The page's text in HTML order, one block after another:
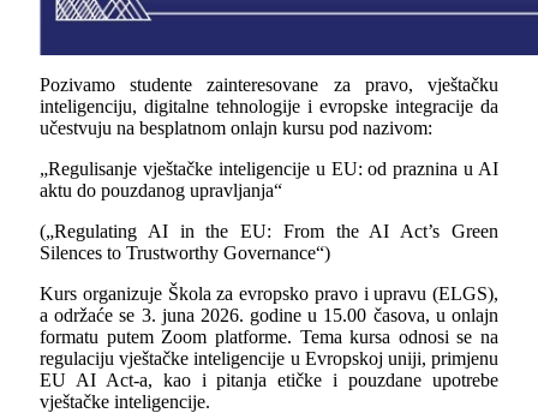
Pozivamo studente zainteresovane za pravo, vještačku
inteligenciju, digitalne tehnologije i evropske integracije da
učestvuju na besplatnom onlajn kursu pod nazivom:
„Regulisanje vještačke inteligencije u EU: od praznina u AI
aktu do pouzdanog upravljanja“
(„Regulating AI in the EU: From the AI Act’s Green
Silences to Trustworthy Governance“)
Kurs organizuje Škola za evropsko pravo i upravu (ELGS),
a održaće se 3. juna 2026. godine u 15.00 časova, u onlajn
formatu putem Zoom platforme. Tema kursa odnosi se na
regulaciju vještačke inteligencije u Evropskoj uniji, primjenu
EU AI Act-a, kao i pitanja etičke i pouzdane upotrebe
vještačke inteligencije.